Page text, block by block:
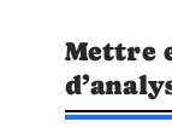
Mettre